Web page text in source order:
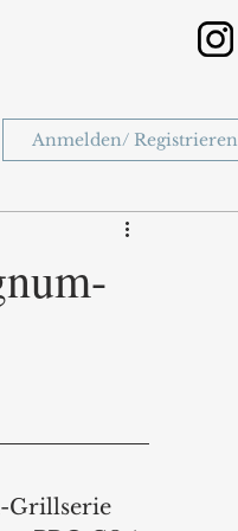
Anmelden/ Registrieren
Grillserie